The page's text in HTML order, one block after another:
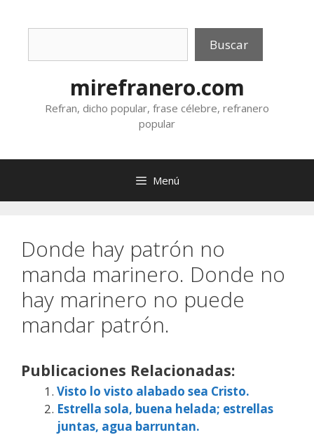
Buscar
mirefranero.com
Refran, dicho popular, frase célebre, refranero
popular
Menú
Donde hay patrón no
manda marinero. Donde no
hay marinero no puede
mandar patrón.
Publicaciones Relacionadas:
Visto lo visto alabado sea Cristo.
Estrella sola, buena helada; estrellas
juntas, agua barruntan.